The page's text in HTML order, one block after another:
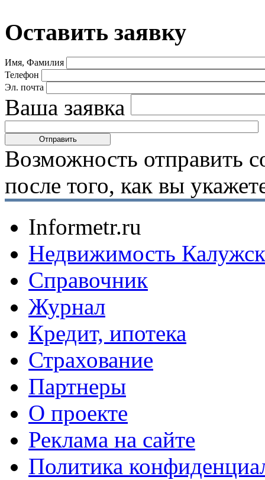
Оставить заявку
Имя, Фамилия
Телефон
Эл. почта
Ваша заявка
Возможность отправить
после того, как вы
Informetr.ru
Недвижимость
Справочник
Журнал
Кредит, ипотека
Страхование
Партнеры
O проекте
Реклама на сайте
Политика